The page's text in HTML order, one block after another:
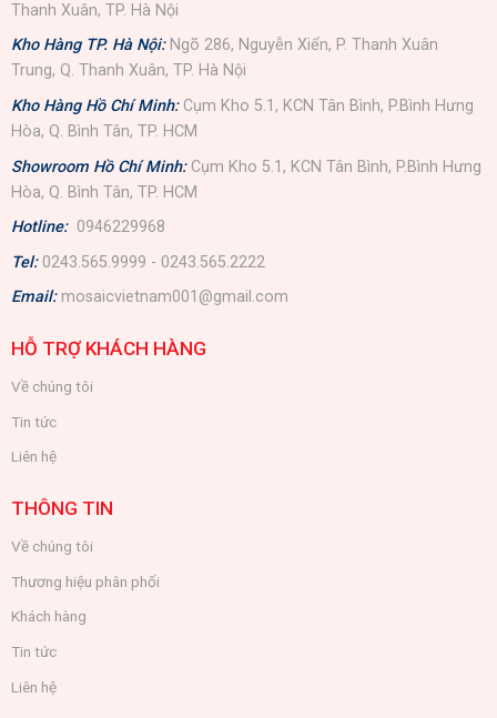
Thanh Xuân, TP. Hà Nội
Kho Hàng TP. Hà Nội: Ngõ 286, Nguyễn Xiển, P. Thanh Xuân
Trung, Q. Thanh Xuân, TP. Hà Nội
Kho Hàng Hồ Chí Minh: Cụm Kho 5.1, KCN Tân Bình, P.Bình Hưng
Hòa, Q. Bình Tân, TP. HCM
Showroom Hồ Chí Minh: Cụm Kho 5.1, KCN Tân Bình, P.Bình Hưng
Hòa, Q. Bình Tân, TP. HCM
Hotline: 0946229968
Tel: 0243.565.9999 - 0243.565.2222
Email: mosaicvietnam001@gmail.com
HỖ TRỢ KHÁCH HÀNG
Về chúng tôi
Tin tức
Liên hệ
THÔNG TIN
Về chúng tôi
Thương hiệu phân phối
Khách hàng
Tin tức
Liên hệ